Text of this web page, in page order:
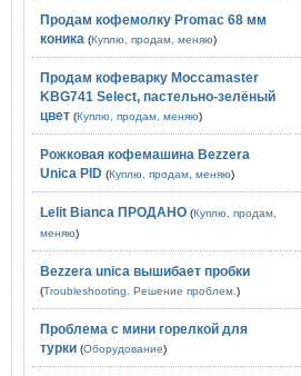
Продам кофемолку Promac 68 мм
коника (Куплю, продам, меняю)
Продам кофеварку Moccamaster
KBG741 Select, пастельно-зелёный
цвет (Куплю, продам, меняю)
Рожковая кофемашина Bezzera
Unica PID (Куплю, продам, меняю)
Lelit Bianca ПРОДАНО (Куплю, продам,
меняю)
Bezzera unica вышибает пробки
(Troubleshooting. Решение проблем. )
Проблема с мини горелкой для
турки (Оборудование)